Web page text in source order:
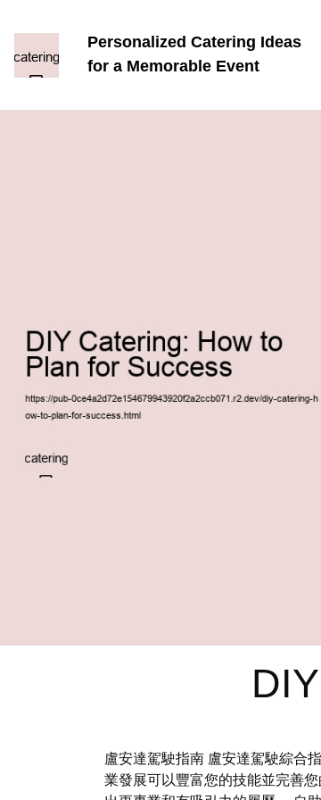
Personalized Catering Ideas
for a Memorable Event
盧安達駕駛指南 盧安達駕駛綜合
業發展可以豐富您的技能並完善